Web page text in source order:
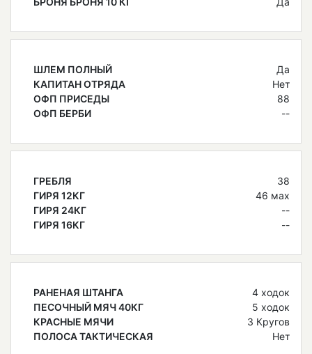
ШЛЕМ ПОЛНЫЙ
Да
КАПИТАН ОТРЯДА
Нет
ОФП ПРИСЕДЫ
88
ОФП БЕРБИ
--
ГРЕБЛЯ
38
ГИРЯ 12КГ
46 мах
ГИРЯ 24КГ
--
ГИРЯ 16КГ
--
РАНЕНАЯ ШТАНГА
4 ходок
ПЕСОЧНЫЙ МЯЧ 40КГ
5 ходок
КРАСНЫЕ МЯЧИ
3 Кругов
ПОЛОСА ТАКТИЧЕСКАЯ
Нет